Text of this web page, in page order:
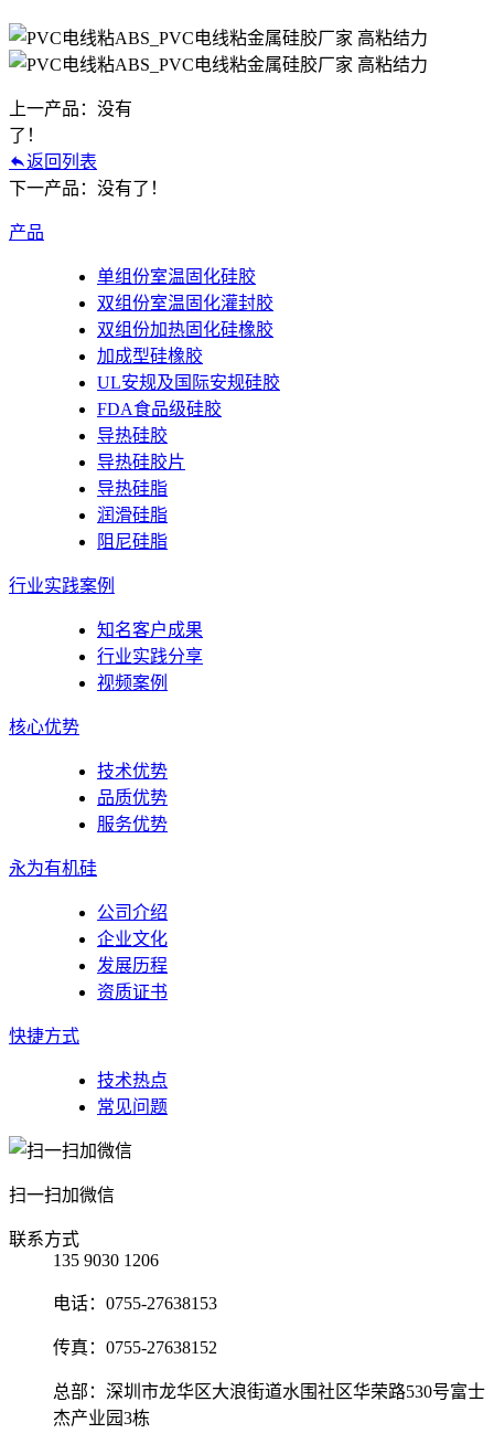
上一产品：没有
了！
返回列表
下一产品：没有了！
产品
单组份室温固化硅胶
双组份室温固化灌封胶
双组份加热固化硅橡胶
加成型硅橡胶
UL安规及国际安规硅胶
FDA食品级硅胶
导热硅胶
导热硅胶片
导热硅脂
润滑硅脂
阻尼硅脂
行业实践案例
知名客户成果
行业实践分享
视频案例
核心优势
技术优势
品质优势
服务优势
永为有机硅
公司介绍
企业文化
发展历程
资质证书
快捷方式
技术热点
常见问题
扫一扫加微信
联系方式
135 9030 1206
电话：0755-27638153
传真：0755-27638152
总部：深圳市龙华区大浪街道水围社区华荣路530号富士
杰产业园3栋